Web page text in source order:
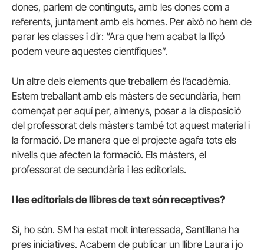
dones, parlem de continguts, amb les dones com a
referents, juntament amb els homes. Per això no hem de
parar les classes i dir: “Ara que hem acabat la lliçó
podem veure aquestes científiques”.
Un altre dels elements que treballem és l’acadèmia.
Estem treballant amb els màsters de secundària, hem
començat per aquí per, almenys, posar a la disposició
del professorat dels màsters també tot aquest material i
la formació. De manera que el projecte agafa tots els
nivells que afecten la formació. Els màsters, el
professorat de secundària i les editorials.
I les editorials de llibres de text són receptives?
Sí, ho són. SM ha estat molt interessada, Santillana ha
pres iniciatives. Acabem de publicar un llibre Laura i jo